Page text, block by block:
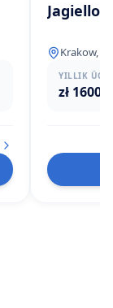
Krakow,
YILLIK
zł 16000